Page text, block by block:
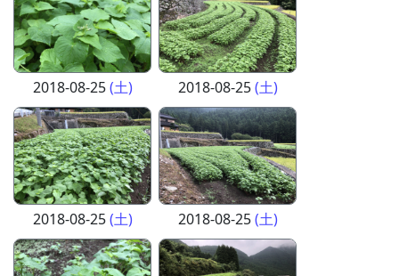
2018-08-25(土) 2018-08-25(土)
2018-08-25(土) 2018-08-25(土)